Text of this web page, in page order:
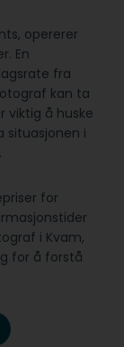
opererer
En
fra
kan ta
viktig å huske
situasjonen i
for
i Kvam,
for å forstå